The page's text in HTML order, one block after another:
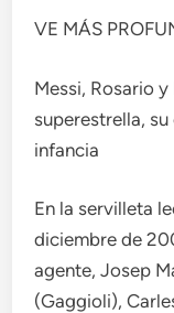
VE MÁS
Messi, Rosario y
superestrella,
infancia
En la servilleta
diciembre de
agente, Josep
(Gaggioli),